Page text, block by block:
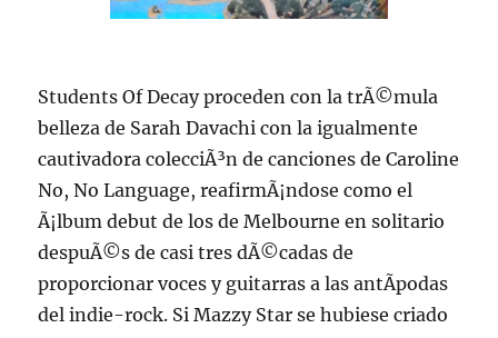
Students Of Decay proceden con la trÃ©mula
belleza de Sarah Davachi con la igualmente
cautivadora colecciÃ³n de canciones de Caroline
No, No Language, reafirmÃ¡ndose como el
Ã¡lbum debut de los de Melbourne en solitario
despuÃ©s de casi tres dÃ©cadas de
proporcionar voces y guitarras a las antÃ­podas
del indie-rock. Si Mazzy Star se hubiese criado